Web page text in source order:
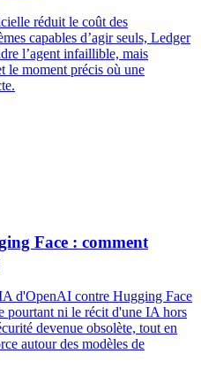
réduit le coût des
capables d’agir seuls, Ledger
l’agent infaillible, mais
le moment précis où une
Face : comment
d'OpenAI contre Hugging Face
pourtant ni le récit d'une IA hors
devenue obsolète, tout en
autour des modèles de